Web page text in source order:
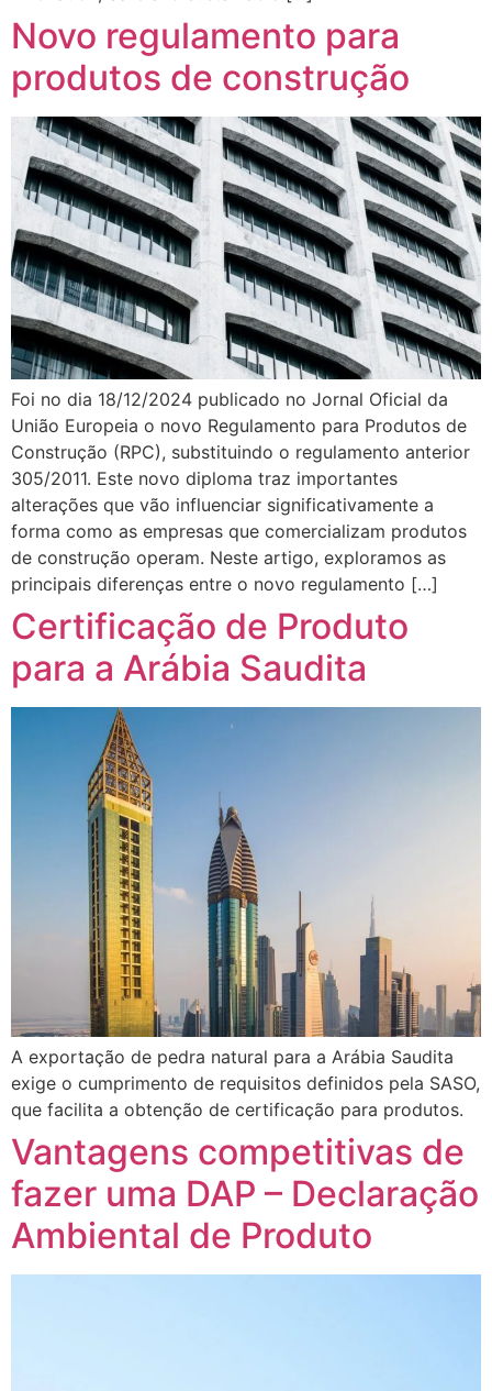
Novo regulamento para
produtos de construção
Foi no dia 18/12/2024 publicado no Jornal Oficial da
União Europeia o novo Regulamento para Produtos de
Construção (RPC), substituindo o regulamento anterior
305/2011. Este novo diploma traz importantes
alterações que vão influenciar significativamente a
forma como as empresas que comercializam produtos
de construção operam. Neste artigo, exploramos as
principais diferenças entre o novo regulamento […]
Certificação de Produto
para a Arábia Saudita
A exportação de pedra natural para a Arábia Saudita
exige o cumprimento de requisitos definidos pela SASO,
que facilita a obtenção de certificação para produtos.
Vantagens competitivas de
fazer uma DAP – Declaração
Ambiental de Produto